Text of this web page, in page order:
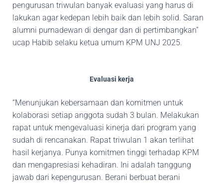
pengurusan triwulan banyak evaluasi yang harus di
lakukan agar kedepan lebih baik dan lebih solid. Saran
alumni purnadewan di dengar dan di pertimbangkan”
ucap Habib selaku ketua umum KPM UNJ 2025.
Evaluasi kerja
“Menunjukan kebersamaan dan komitmen untuk
kolaborasi setiap anggota sudah 3 bulan. Melakukan
rapat untuk mengevaluasi kinerja dari program yang
sudah di rencanakan. Rapat triwulan 1 akan terlihat
hasil kerjanya. Punya komitmen tinggi terhadap KPM
dan mengapresiasi kehadiran. Ini adalah tanggung
jawab dari kepengurusan. Berani berbuat berani